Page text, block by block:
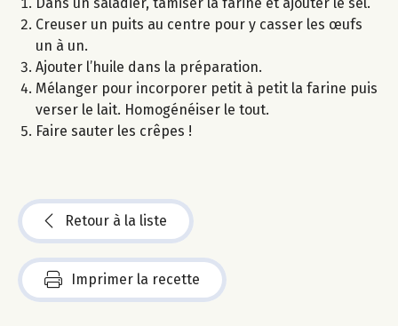
Creuser un puits au centre pour y casser les œufs
un à un.
Ajouter l’huile dans la préparation.
Mélanger pour incorporer petit à petit la farine puis
verser le lait. Homogénéiser le tout.
Faire sauter les crêpes !
Retour à la liste
Imprimer la recette